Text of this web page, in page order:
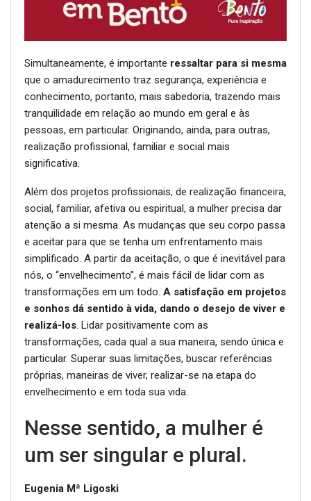
Simultaneamente, é importante ressaltar para si mesma
que o amadurecimento traz segurança, experiência e
conhecimento, portanto, mais sabedoria, trazendo mais
tranquilidade em relação ao mundo em geral e às
pessoas, em particular. Originando, ainda, para outras,
realização profissional, familiar e social mais
significativa.
Além dos projetos profissionais, de realização financeira,
social, familiar, afetiva ou espiritual, a mulher precisa dar
atenção a si mesma. As mudanças que seu corpo passa
e aceitar para que se tenha um enfrentamento mais
simplificado. A partir da aceitação, o que é inevitável para
nós, o “envelhecimento”, é mais fácil de lidar com as
transformações em um todo. A satisfação em projetos
e sonhos dá sentido à vida, dando o desejo de viver e
realizá-los. Lidar positivamente com as
transformações, cada qual a sua maneira, sendo única e
particular. Superar suas limitações, buscar referências
próprias, maneiras de viver, realizar-se na etapa do
envelhecimento e em toda sua vida.
Nesse sentido, a mulher é
um ser singular e plural.
Eugenia Mª Ligoski